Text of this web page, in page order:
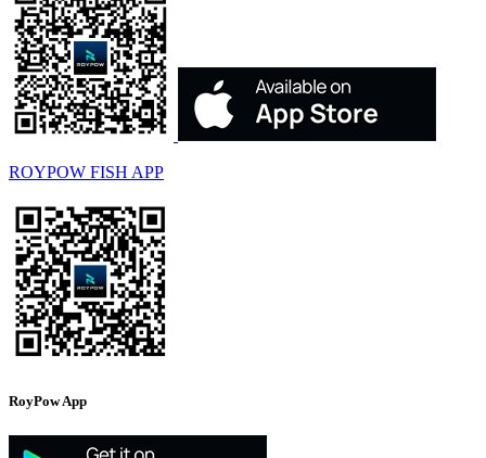
ROYPOW FISH APP
RoyPow App